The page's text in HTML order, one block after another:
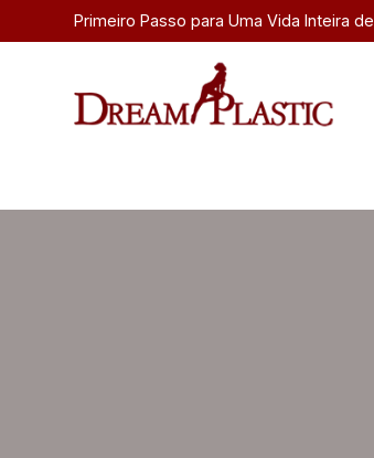
Primeiro Passo para Uma Vida Inteira